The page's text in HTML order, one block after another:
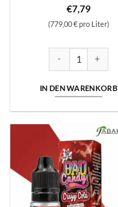
€7,79
(779,00 € pro Liter)
IN DEN WARENKORB